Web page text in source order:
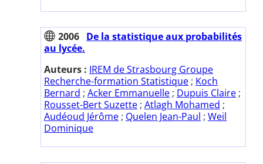
2006 De la statistique aux probabilités
au lycée.
Auteurs : IREM de Strasbourg Groupe
Recherche-formation Statistique ; Koch
Bernard ; Acker Emmanuelle ; Dupuis Claire ;
Rousset-Bert Suzette ; Atlagh Mohamed ;
Audéoud Jérôme ; Quelen Jean-Paul ; Weil
Dominique